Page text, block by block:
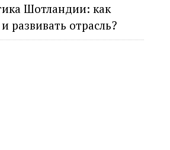
Шотландии: как
развивать отрасль?